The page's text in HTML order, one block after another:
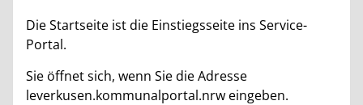
Die Startseite ist die Einstiegsseite ins Service-
Portal.
Sie öffnet sich, wenn Sie die Adresse
leverkusen.kommunalportal.nrw eingeben.